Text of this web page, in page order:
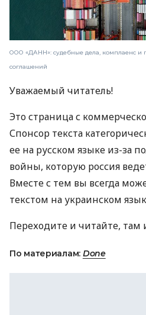
ООО «ДАНН»: судебные дела, комплаенс и
соглашений
Уважаемый читатель!
Это страница с
Спонсор текста
ее на русском языке из-за
войны, которую россия
Вместе с тем вы всегда
текстом на украинском
Переходите и читайте, там
По материалам: Done